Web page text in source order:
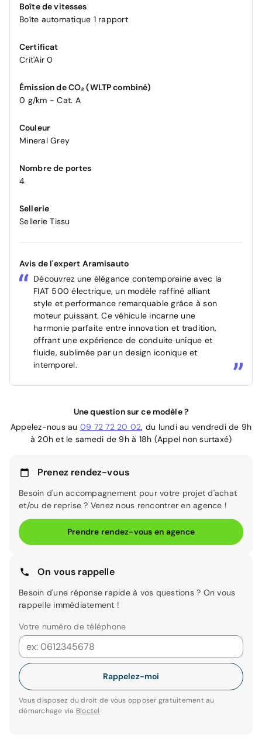
Boîte de vitesses
Boîte automatique 1 rapport
Certificat
Crit'Air 0
Émission de CO₂ (WLTP combiné)
0 g/km - Cat. A
Couleur
Mineral Grey
Nombre de portes
4
Sellerie
Sellerie Tissu
Avis de l'expert Aramisauto
Découvrez une élégance contemporaine avec la
FIAT 500 électrique, un modèle raffiné alliant
style et performance remarquable grâce à son
moteur puissant. Ce véhicule incarne une
harmonie parfaite entre innovation et tradition,
offrant une expérience de conduite unique et
fluide, sublimée par un design iconique et
intemporel.
Une question sur ce modèle ?
Appelez-nous au 09 72 72 20 02, du lundi au vendredi de 9h
à 20h et le samedi de 9h à 18h (Appel non surtaxé)
Prenez rendez-vous
Besoin d'un accompagnement pour votre projet d'achat
et/ou de reprise ? Venez nous rencontrer en agence !
Prendre rendez-vous en agence
On vous rappelle
Besoin d'une réponse rapide à vos questions ? On vous
rappelle immédiatement !
Votre numéro de téléphone
Rappelez-moi
Vous disposez du droit de vous opposer gratuitement au
démarchage via Bloctel